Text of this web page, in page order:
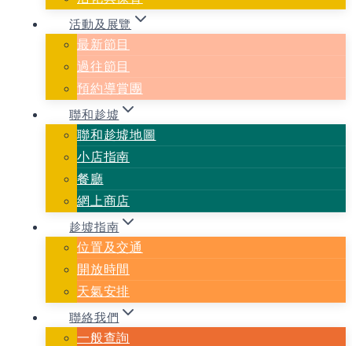
活動及展覽
最新節目
過往節目
預約導賞團
聯和趁墟
聯和趁墟地圖
小店指南
餐廳
網上商店
趁墟指南
位置及交通
開放時間
天氣安排
聯絡我們
一般查詢